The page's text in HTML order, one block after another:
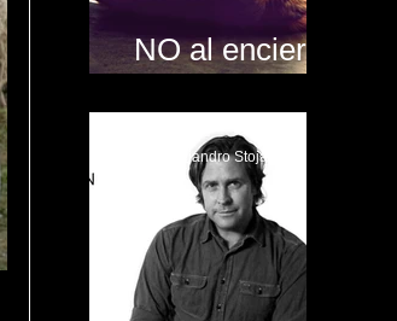
NO al encierro
Alejandro Stojanovic